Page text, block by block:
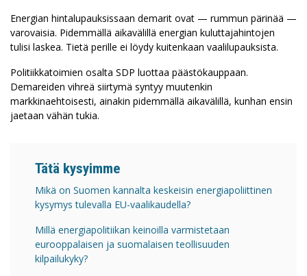
Energian hintalupauksissaan demarit ovat — rummun pärinää —
varovaisia. Pidemmällä aikavälillä energian kuluttajahintojen
tulisi laskea. Tietä perille ei löydy kuitenkaan vaalilupauksista.
Politiikkatoimien osalta SDP luottaa päästökauppaan.
Demareiden vihreä siirtymä syntyy muutenkin
markkinaehtoisesti, ainakin pidemmällä aikavälillä, kunhan ensin
jaetaan vähän tukia.
Tätä kysyimme
Mikä on Suomen kannalta keskeisin energiapoliittinen
kysymys tulevalla EU-vaalikaudella?
Millä energiapolitiikan keinoilla varmistetaan
eurooppalaisen ja suomalaisen teollisuuden
kilpailukyky?